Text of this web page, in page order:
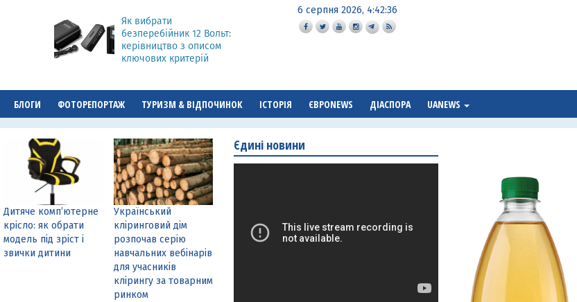
Як вибрати
безперебійник 12 Вольт:
керівництво з описом
ключових критерій
6 серпня 2026, 4:42:37
БЛОГИ ФОТОРЕПОРТАЖ ТУРИЗМ & ВІДПОЧИНОК ІСТОРІЯ ЄВРОNEWS ДІАСПОРА UANEWS
Дитяче комп’ютерне
крісло: як обрати
модель під зріст і
звички дитини
Український
кліринговий дім
розпочав серію
навчальних вебінарів
для учасників
клірингу за товарним
ринком
Єдині новини